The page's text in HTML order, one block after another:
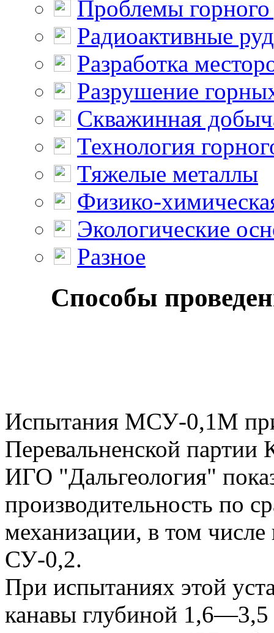
Проблемы горного
Радиоактивные
Разработка
Разрушение
Скважинная
Технология
Тяжелые металлы
Физико-
Экологические
Разное
Способы
Испытания МСУ-0,1М
Перевальненской партии
ИГО "Дальгеология"
производительность по
механизации, в том
СУ-0,2.
При испытаниях этой
канавы глубиной